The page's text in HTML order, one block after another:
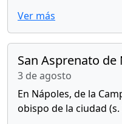
Ver más
San Asprenato de
3 de agosto
En Nápoles, de la
obispo de la ciudad